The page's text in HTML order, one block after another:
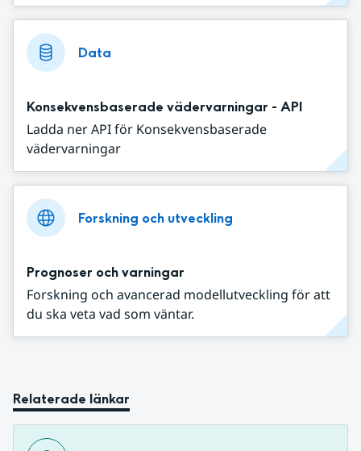
Data
Konsekvensbaserade vädervarningar - API
Ladda ner API för Konsekvensbaserade
vädervarningar
Forskning och utveckling
Prognoser och varningar
Forskning och avancerad modellutveckling för att
du ska veta vad som väntar.
Relaterade länkar